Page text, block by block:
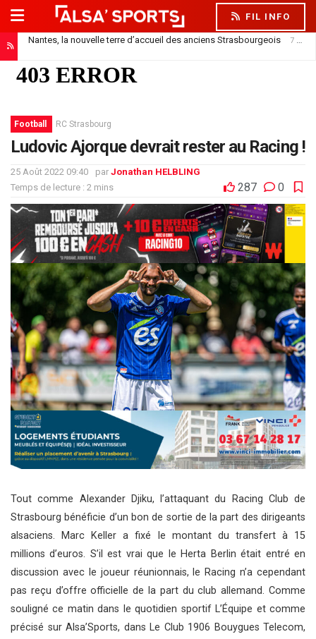
FIL INFO
Nantes, la nouvelle terre d’accueil des anciens Strasbourgeois 7 août 2026
Football RC Strasbourg
Ludovic Ajorque devrait rester au Racing !
25 Août 2022 09:40 par Jonathan HELBLING
Temps de lecture : 2 mins
287 0
Tout comme Alexander Djiku, l’attaquant du Racing Club de
Strasbourg bénéficie d’un bon de sortie de la part des dirigeants
alsaciens. Marc Keller a fixé le montant du transfert à 15
millions d’euros. S’il est vrai que le Herta Berlin était entré en
discussion avec le joueur réunionnais, le Racing n’a cependant
pas reçu d’offre officielle de la part du club allemand. Comme
souligné ce matin dans le quotidien sportif L’Équipe et comme
précisé sur Alsa’Sports, dans Le Club 1906 Bouygues Telecom,